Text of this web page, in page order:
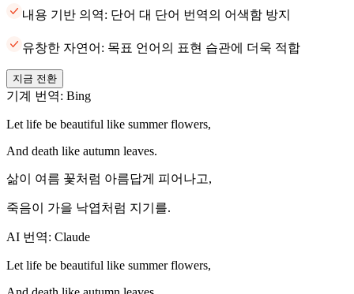
내용 기반 의역: 단어 대 단어 번역의 어색함 방지
유창한 자연어: 목표 언어의 표현 습관에 더욱 적합
지금 전환
기계 번역: Bing
Let life be beautiful like summer flowers,
And death like autumn leaves.
삶이 여름 꽃처럼 아름답게 피어나고,
죽음이 가을 낙엽처럼 지기를.
AI 번역: Claude
Let life be beautiful like summer flowers,